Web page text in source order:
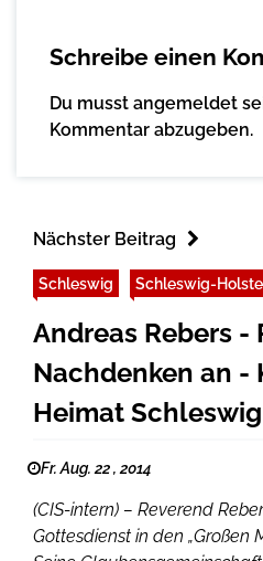
Schreibe einen
Du musst angemeldet
Kommentar abzugeben.
Nächster Beitrag
Schleswig Schleswig-
Andreas Rebers -
Nachdenken an -
Heimat Schleswig
Fr. Aug. 22 , 2014
(CIS-intern) – Reverend
Gottesdienst in den „Großen